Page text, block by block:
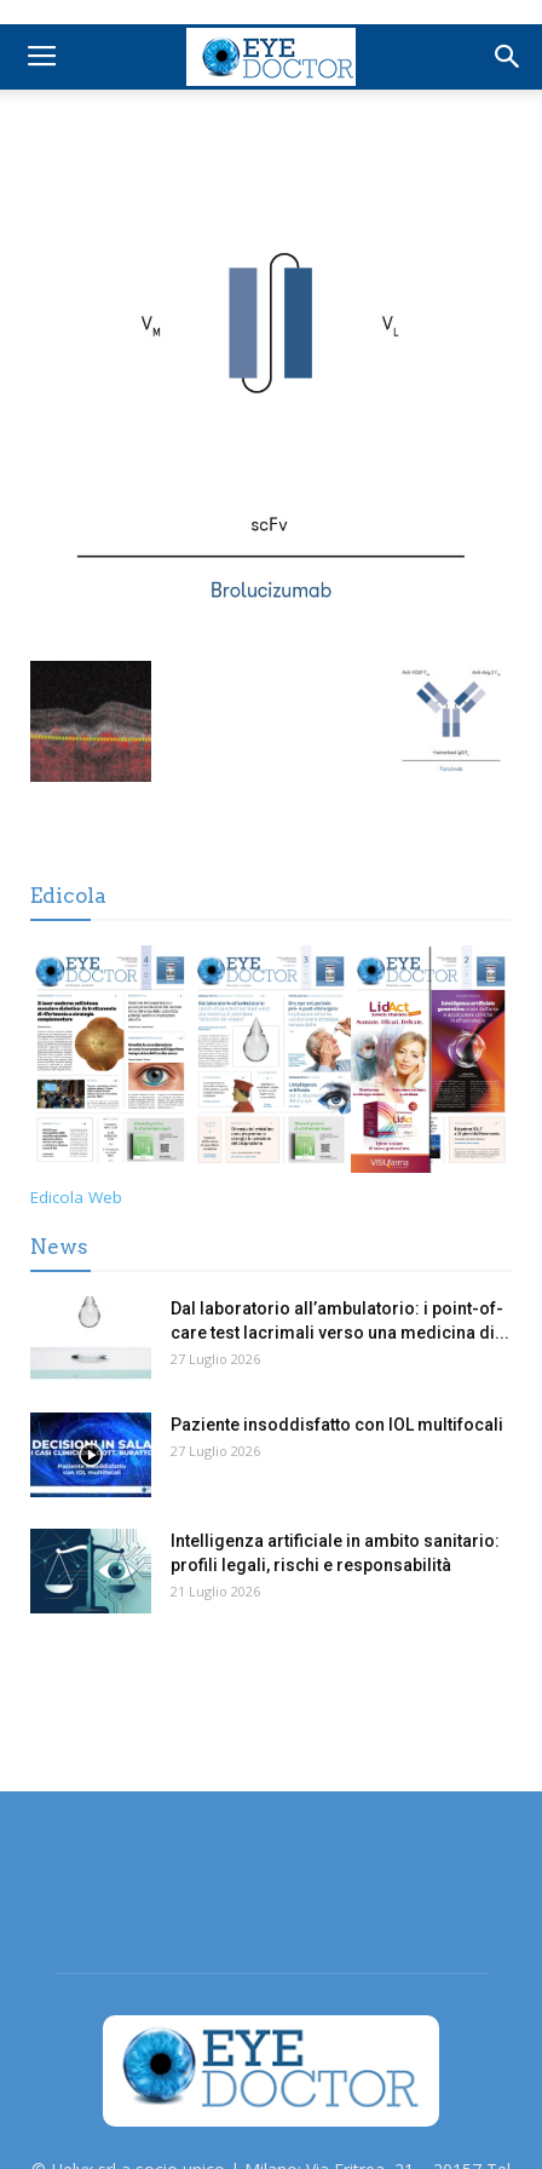
Edicola
Edicola Web
News
Dal laboratorio all’ambulatorio: i point-of-
care test lacrimali verso una medicina di...
27 Luglio 2026
Paziente insoddisfatto con IOL multifocali
27 Luglio 2026
Intelligenza artificiale in ambito sanitario:
profili legali, rischi e responsabilità
21 Luglio 2026